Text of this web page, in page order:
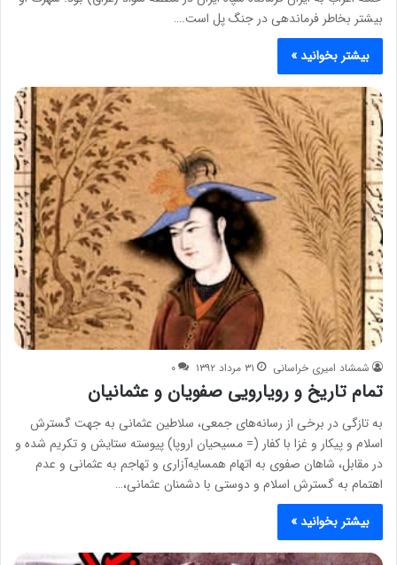
بیشتر بخاطر فرماندهی در جنگ پل است.…
بیشتر بخوانید »
شمشاد امیری خراسانی ۳۱ مرداد ۱۳۹۲ ۰
تمام تاریخ و رویارویی صفویان و عثمانیان
به تازگی در برخی از رسانه‌های جمعی، سلاطین عثمانی به جهت گسترش
اسلام و پیکار و غزا با کفار (= مسیحیان اروپا) پیوسته ستایش و تکریم شده و
در مقابل، شاهان صفوی به اتهام همسایه‌آزاری و تهاجم به عثمانی و عدم
اهتمام به گسترش اسلام و دوستی با دشمنان عثمانی،…
بیشتر بخوانید »